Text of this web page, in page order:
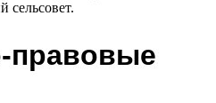
сельсовет.
правовые